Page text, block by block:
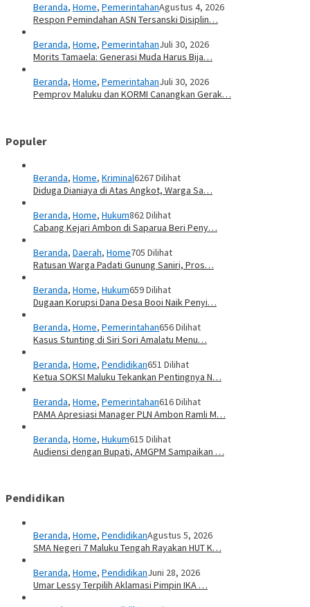
Beranda, Home, PemerintahanAgustus 4, 2026
Respon Pemindahan ASN Tersanski Disiplin…
Beranda, Home, PemerintahanJuli 30, 2026
Morits Tamaela: Generasi Muda Harus Bija…
Beranda, Home, PemerintahanJuli 30, 2026
Pemprov Maluku dan KORMI Canangkan Gerak…
Populer
Beranda, Home, Kriminal6267 Dilihat
Diduga Dianiaya di Atas Angkot, Warga Sa…
Beranda, Home, Hukum862 Dilihat
Cabang Kejari Ambon di Saparua Beri Peny…
Beranda, Daerah, Home705 Dilihat
Ratusan Warga Padati Gunung Saniri, Pros…
Beranda, Home, Hukum659 Dilihat
Dugaan Korupsi Dana Desa Booi Naik Penyi…
Beranda, Home, Pemerintahan656 Dilihat
Kasus Stunting di Siri Sori Amalatu Menu…
Beranda, Home, Pendidikan651 Dilihat
Ketua SOKSI Maluku Tekankan Pentingnya N…
Beranda, Home, Pemerintahan616 Dilihat
PAMA Apresiasi Manager PLN Ambon Ramli M…
Beranda, Home, Hukum615 Dilihat
Audiensi dengan Bupati, AMGPM Sampaikan …
Pendidikan
Beranda, Home, PendidikanAgustus 5, 2026
SMA Negeri 7 Maluku Tengah Rayakan HUT K…
Beranda, Home, PendidikanJuni 28, 2026
Umar Lessy Terpilih Aklamasi Pimpin IKA …